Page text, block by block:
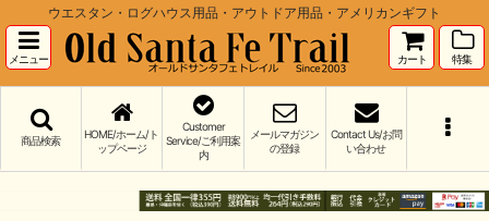
ウエスタン・ログハウス用品・アウトドア用品・アメリカンギフト
メニュー カート 特集
商品検索
HOME/ホーム/ト
ップページ
Customer
Service/ご利用案
内
メールマガジン
の登録
Contact Us/お問
い合わせ